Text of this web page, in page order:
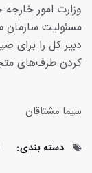
وزارت امور
مسئولیت سازمان
دبیر کل را برای
کردن طرف‌های
سیما مشتاقان
دسته بندی: